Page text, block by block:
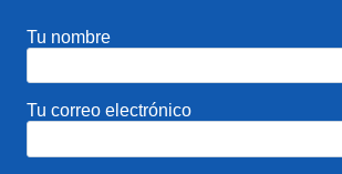
Tu nombre
Tu correo electrónico